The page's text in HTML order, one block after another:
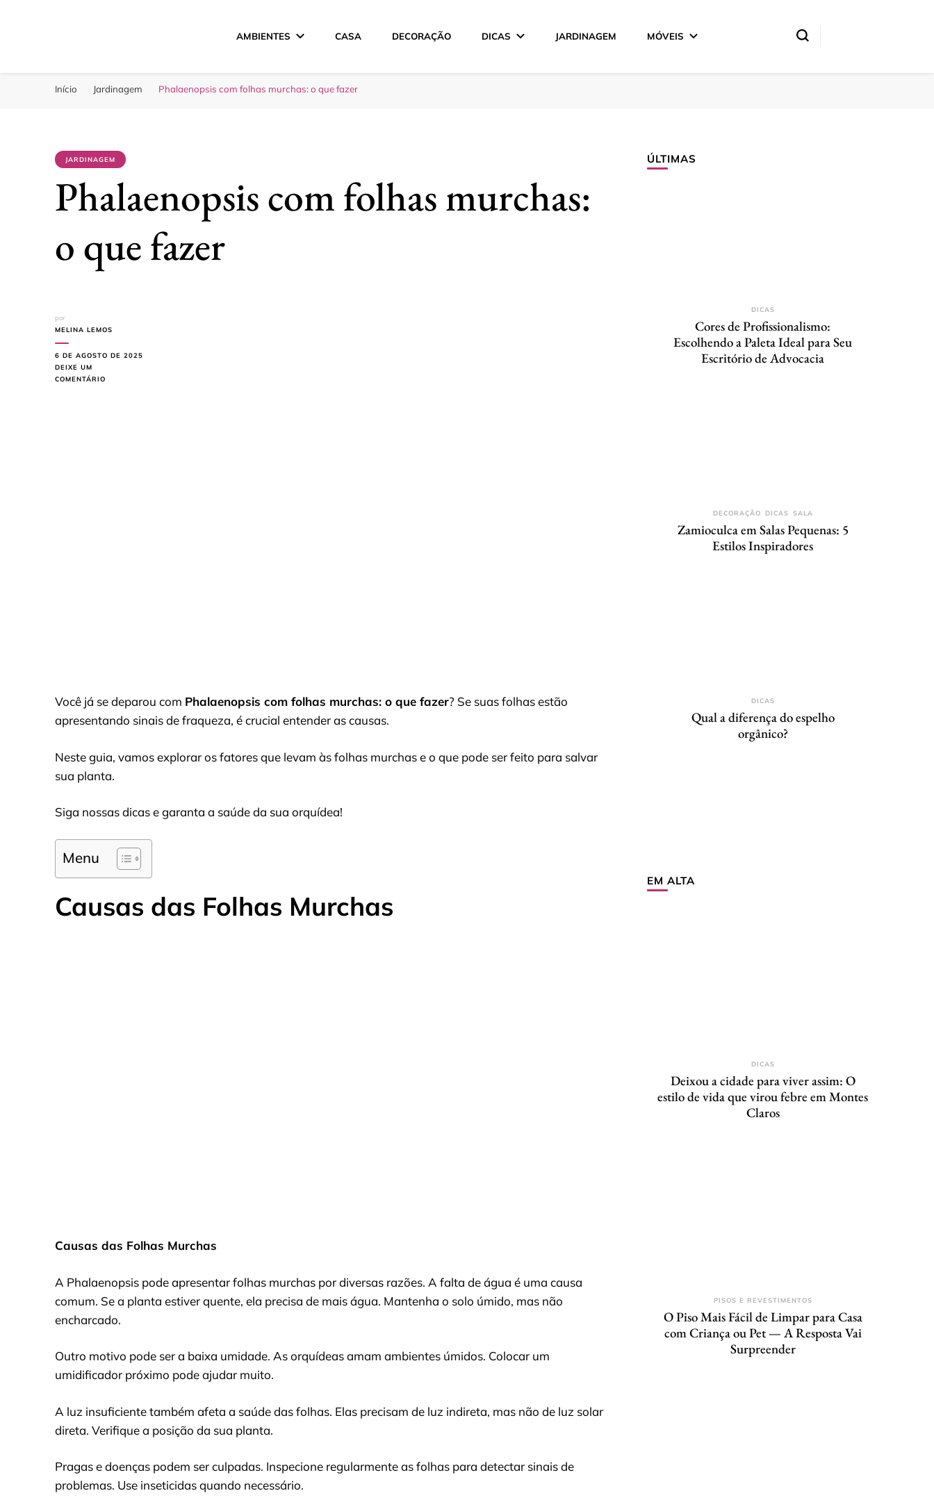
Sua Melhor Decoração
AMBIENTES CASA DECORAÇÃO DICAS JARDINAGEM MÓVEIS
Início Jardinagem Phalaenopsis com folhas murchas: o que fazer
JARDINAGEM
Phalaenopsis com folhas murchas:
o que fazer
por
MELINA LEMOS
6 DE AGOSTO DE 2025
DEIXE UM
COMENTÁRIO
Você já se deparou com Phalaenopsis com folhas murchas: o que fazer? Se suas folhas estão
apresentando sinais de fraqueza, é crucial entender as causas.
Neste guia, vamos explorar os fatores que levam às folhas murchas e o que pode ser feito para salvar
sua planta.
Siga nossas dicas e garanta a saúde da sua orquídea!
Menu
Causas das Folhas Murchas
Causas das Folhas Murchas
A Phalaenopsis pode apresentar folhas murchas por diversas razões. A falta de água é uma causa
comum. Se a planta estiver quente, ela precisa de mais água. Mantenha o solo úmido, mas não
encharcado.
Outro motivo pode ser a baixa umidade. As orquídeas amam ambientes úmidos. Colocar um
umidificador próximo pode ajudar muito.
A luz insuficiente também afeta a saúde das folhas. Elas precisam de luz indireta, mas não de luz solar
direta. Verifique a posição da sua planta.
Pragas e doenças podem ser culpadas. Inspecione regularmente as folhas para detectar sinais de
problemas. Use inseticidas quando necessário.
ÚLTIMAS
DICAS
Cores de Profissionalismo:
Escolhendo a Paleta Ideal para Seu
Escritório de Advocacia
DECORAÇÃO DICAS SALA
Zamioculca em Salas Pequenas: 5
Estilos Inspiradores
DICAS
Qual a diferença do espelho
orgânico?
EM ALTA
DICAS
Deixou a cidade para viver assim: O
estilo de vida que virou febre em Montes
Claros
PISOS E REVESTIMENTOS
O Piso Mais Fácil de Limpar para Casa
com Criança ou Pet — A Resposta Vai
Surpreender